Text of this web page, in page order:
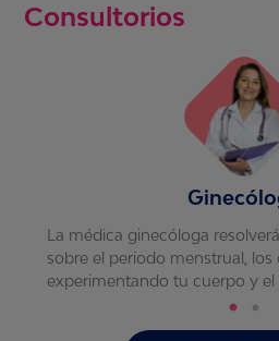
Consultorios
La médica ginecóloga
sobre el periodo menstrual,
experimentando tu cuerpo y